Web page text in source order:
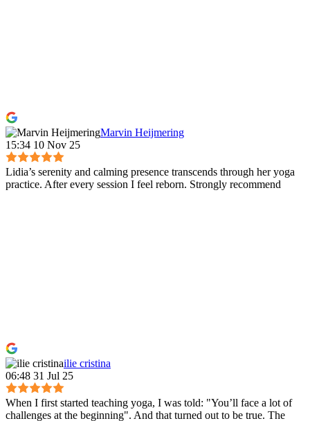
Marvin Heijmering
15:34 10 Nov 25
Lidia’s serenity and calming presence transcends through her yoga
practice. After every session I feel reborn. Strongly recommend
ilie cristina
06:48 31 Jul 25
When I first started teaching yoga, I was told: "You’ll face a lot of
challenges at the beginning". And that turned out to be true. The